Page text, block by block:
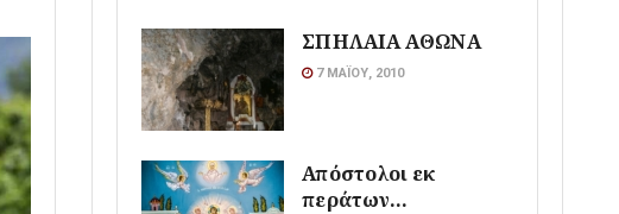
ΣΠΗΛΑΙΑ ΑΘΩΝΑ
7 ΜΑΪ́ΟΥ, 2010
Απόστολοι εκ
περάτων…